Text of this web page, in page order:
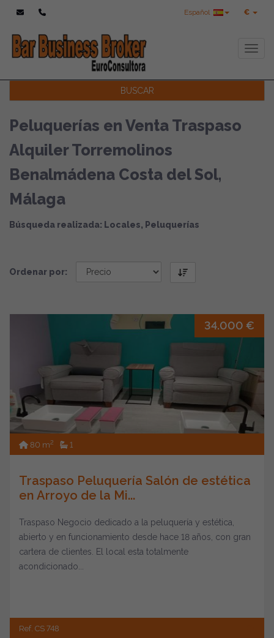
€
Español
BUSCAR
Peluquerías en Venta Traspaso
Alquiler Torremolinos
Benalmádena Costa del Sol,
Málaga
Búsqueda realizada: Locales, Peluquerías
Ordenar por:
34.000 €
80 m2 1
Traspaso Peluquería Salón de estética
en Arroyo de la Mi...
Traspaso Negocio dedicado a la peluquería y estética,
abierto y en funcionamiento desde hace 18 años, con gran
cartera de clientes. El local esta totalmente
acondicionado...
Ref. CS 748